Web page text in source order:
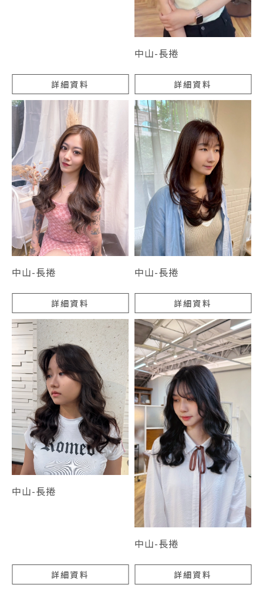
詳細資料
中山-長捲
詳細資料
中山-長捲
詳細資料
中山-長捲
詳細資料
中山-長捲
詳細資料
中山-長捲
詳細資料